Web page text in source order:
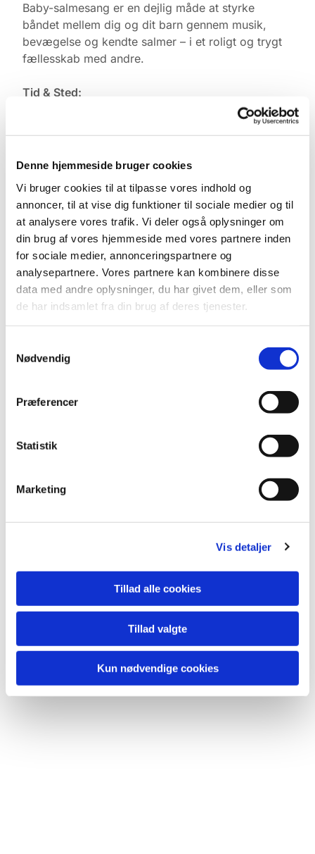
Denne hjemmeside bruger cookies
Vi bruger cookies til at tilpasse vores indhold og
annoncer, til at vise dig funktioner til sociale medier og til
at analysere vores trafik. Vi deler også oplysninger om
din brug af vores hjemmeside med vores partnere inden
for sociale medier, annonceringspartnere og
analysepartnere. Vores partnere kan kombinere disse
data med andre oplysninger, du har givet dem, eller som
de har indsamlet fra din brug af deres tjenester.
Nødvendig
Præferencer
Statistik
Marketing
Vis detaljer
Tillad alle cookies
Tillad valgte
Kun nødvendige cookies
Baby-salmesang er en dejlig måde at styrke
båndet mellem dig og dit barn gennem musik,
bevægelse og kendte salmer – i et roligt og trygt
fællesskab med andre.
Tid & Sted:
Tilmelding:
Mobil: +45 31521240
Mail: pernilleegholm@live.dk
Alle er velkomne – uanset om du er vant til at
komme i kirke eller ej. Tag din baby under armen,
og kom og vær med til at fylde sognegården med
sang og smil.